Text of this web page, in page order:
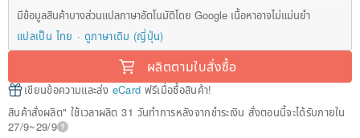
มีข้อมูลสินค้าบางส่วนแปลภาษาอัตโนมัติโดย Google เนื้อหาอาจไม่แม่นยำ
แปลเป็น ไทย
ดูภาษาเดิม (ญี่ปุ่น)
ผลิตตามใบสั่งซื้อ
เขียนข้อความและส่ง eCard ฟรีเมื่อซื้อสินค้า!
สินค้าสั่งผลิต" ใช้เวลาผลิต 31 วันทำการหลังจากชำระเงิน สั่งตอนนี้จะได้รับภายใน
27/9~29/9